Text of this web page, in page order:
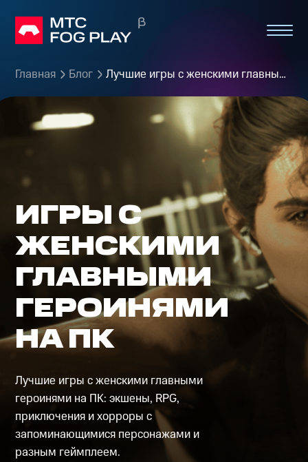
Главная Блог Лучшие игры с женскими главными героинями
ИГРЫ С
ЖЕНСКИМИ
ГЛАВНЫМИ
ГЕРОИНЯМИ
НА ПК
Лучшие игры с женскими главными
героинями на ПК: экшены, RPG,
приключения и хорроры с
запоминающимися персонажами и
разным геймплеем.